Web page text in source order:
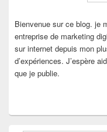
Bienvenue sur ce blog. je
entreprise de marketing
sur internet depuis mon
d’expériences. J’espère
que je publie.